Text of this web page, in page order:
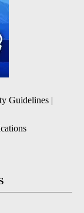
Guidelines |